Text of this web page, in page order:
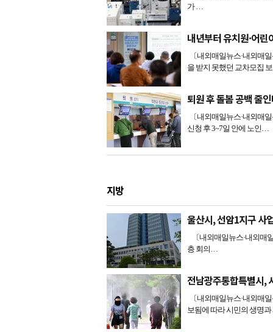
가 …
내년부터 유치원·어
〔내외매일뉴스·내외매
을 받지 못했던 교차모집
퇴원 후 돌봄 공백 줄
〔내외매일뉴스·내외매
신청 후 3~7일 안에 노인…
지방
울산시, 선암1지구 사
〔내외매일뉴스·내외매
층 회의…
전남광주통합특별시,
〔내외매일뉴스·내외매
보됨에 따라 시민의 생명